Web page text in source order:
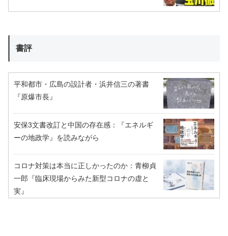
書評
平和都市・広島の設計者・浜井信三の著書
『原爆市長』
安保3文書改訂と中国の存在感：『エネルギ
ーの地政学』を読みながら
コロナ対策は本当に正しかったのか：青柳貞
一郎『臨床現場からみた新型コロナの虚と
実』